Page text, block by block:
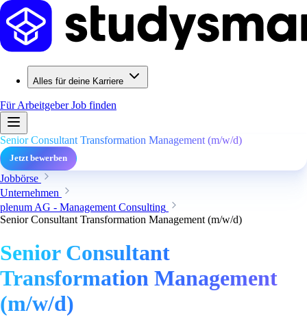
Alles für deine Karriere
Für ArbeitgeberJob finden
Senior Consultant Transformation Management (m/w/d)
Jetzt bewerben
Jobbörse
Unternehmen
plenum AG - Management Consulting
Senior Consultant Transformation Management (m/w/d)
Senior Consultant
Transformation Management
(m/w/d)